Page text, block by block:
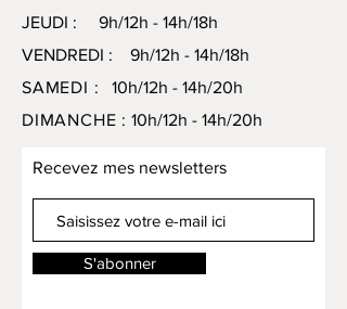
JEUDI : 9h/12h - 14h/18h
VENDREDI : 9h/12h - 14h/18h
SAMEDI : 10h/12h - 14h/20h
DIMANCHE : 10h/12h - 14h/20h
Recevez mes newsletters
S'abonner